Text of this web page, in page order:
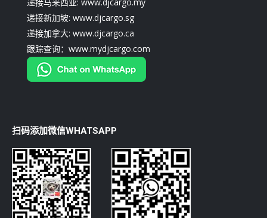
递接新加坡: www.djcargo.sg
递接加拿大: www.djcargo.ca
跟踪查询：www.mydjcargo.com
扫码添加微信WHATSAPP